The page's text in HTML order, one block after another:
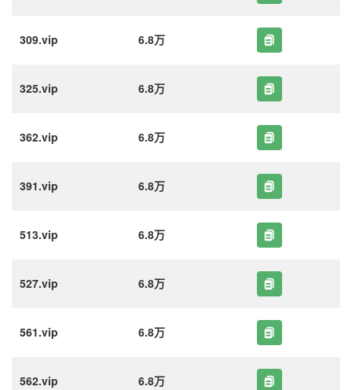
309.vip 6.8万
325.vip 6.8万
362.vip 6.8万
391.vip 6.8万
513.vip 6.8万
527.vip 6.8万
561.vip 6.8万
562.vip 6.8万